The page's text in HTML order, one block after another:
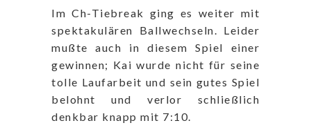
Im Ch-Tiebreak ging es weiter mit
spektakulären Ballwechseln. Leider
mußte auch in diesem Spiel einer
gewinnen; Kai wurde nicht für seine
tolle Laufarbeit und sein gutes Spiel
belohnt und verlor schließlich
denkbar knapp mit 7:10.